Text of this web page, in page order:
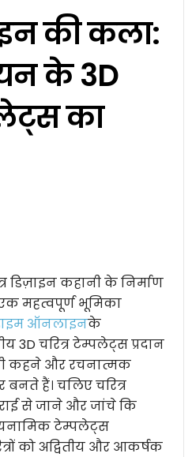
की कला:
के 3D
का
डिज़ाइन कहानी के निर्माण
महत्वपूर्ण भूमिका
ऑनलाइनके
3D चरित्र टेम्पलेट्स प्रदान
कहने और रचनात्मक
हैं। चलिए चरित्र
से जाने और जांचे कि
टेम्पलेट्स
को अद्वितीय और आकर्षक